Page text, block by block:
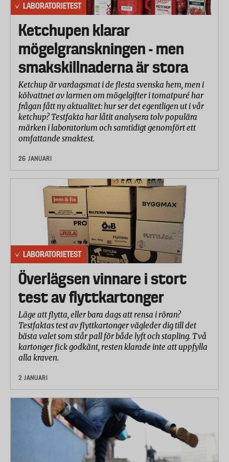
LABORATORIETEST
Ketchupen klarar
mögelgranskningen - men
smakskillnaderna är stora
Ketchup är vardagsmat i de flesta svenska hem, men i
kölvattnet av larmen om mögelgifter i tomatpuré har
frågan fått ny aktualitet: hur ser det egentligen ut i vår
ketchup? Testfakta har låtit analysera tolv populära
märken i laboratorium och samtidigt genomfört ett
omfattande smaktest.
26 JANUARI
LABORATORIETEST
Överlägsen vinnare i stort
test av flyttkartonger
Läge att flytta, eller bara dags att rensa i röran?
Testfaktas test av flyttkartonger vägleder dig till det
bästa valet som står pall för både lyft och stapling. Två
kartonger fick godkänt, resten klarade inte att uppfylla
alla kraven.
2 JANUARI